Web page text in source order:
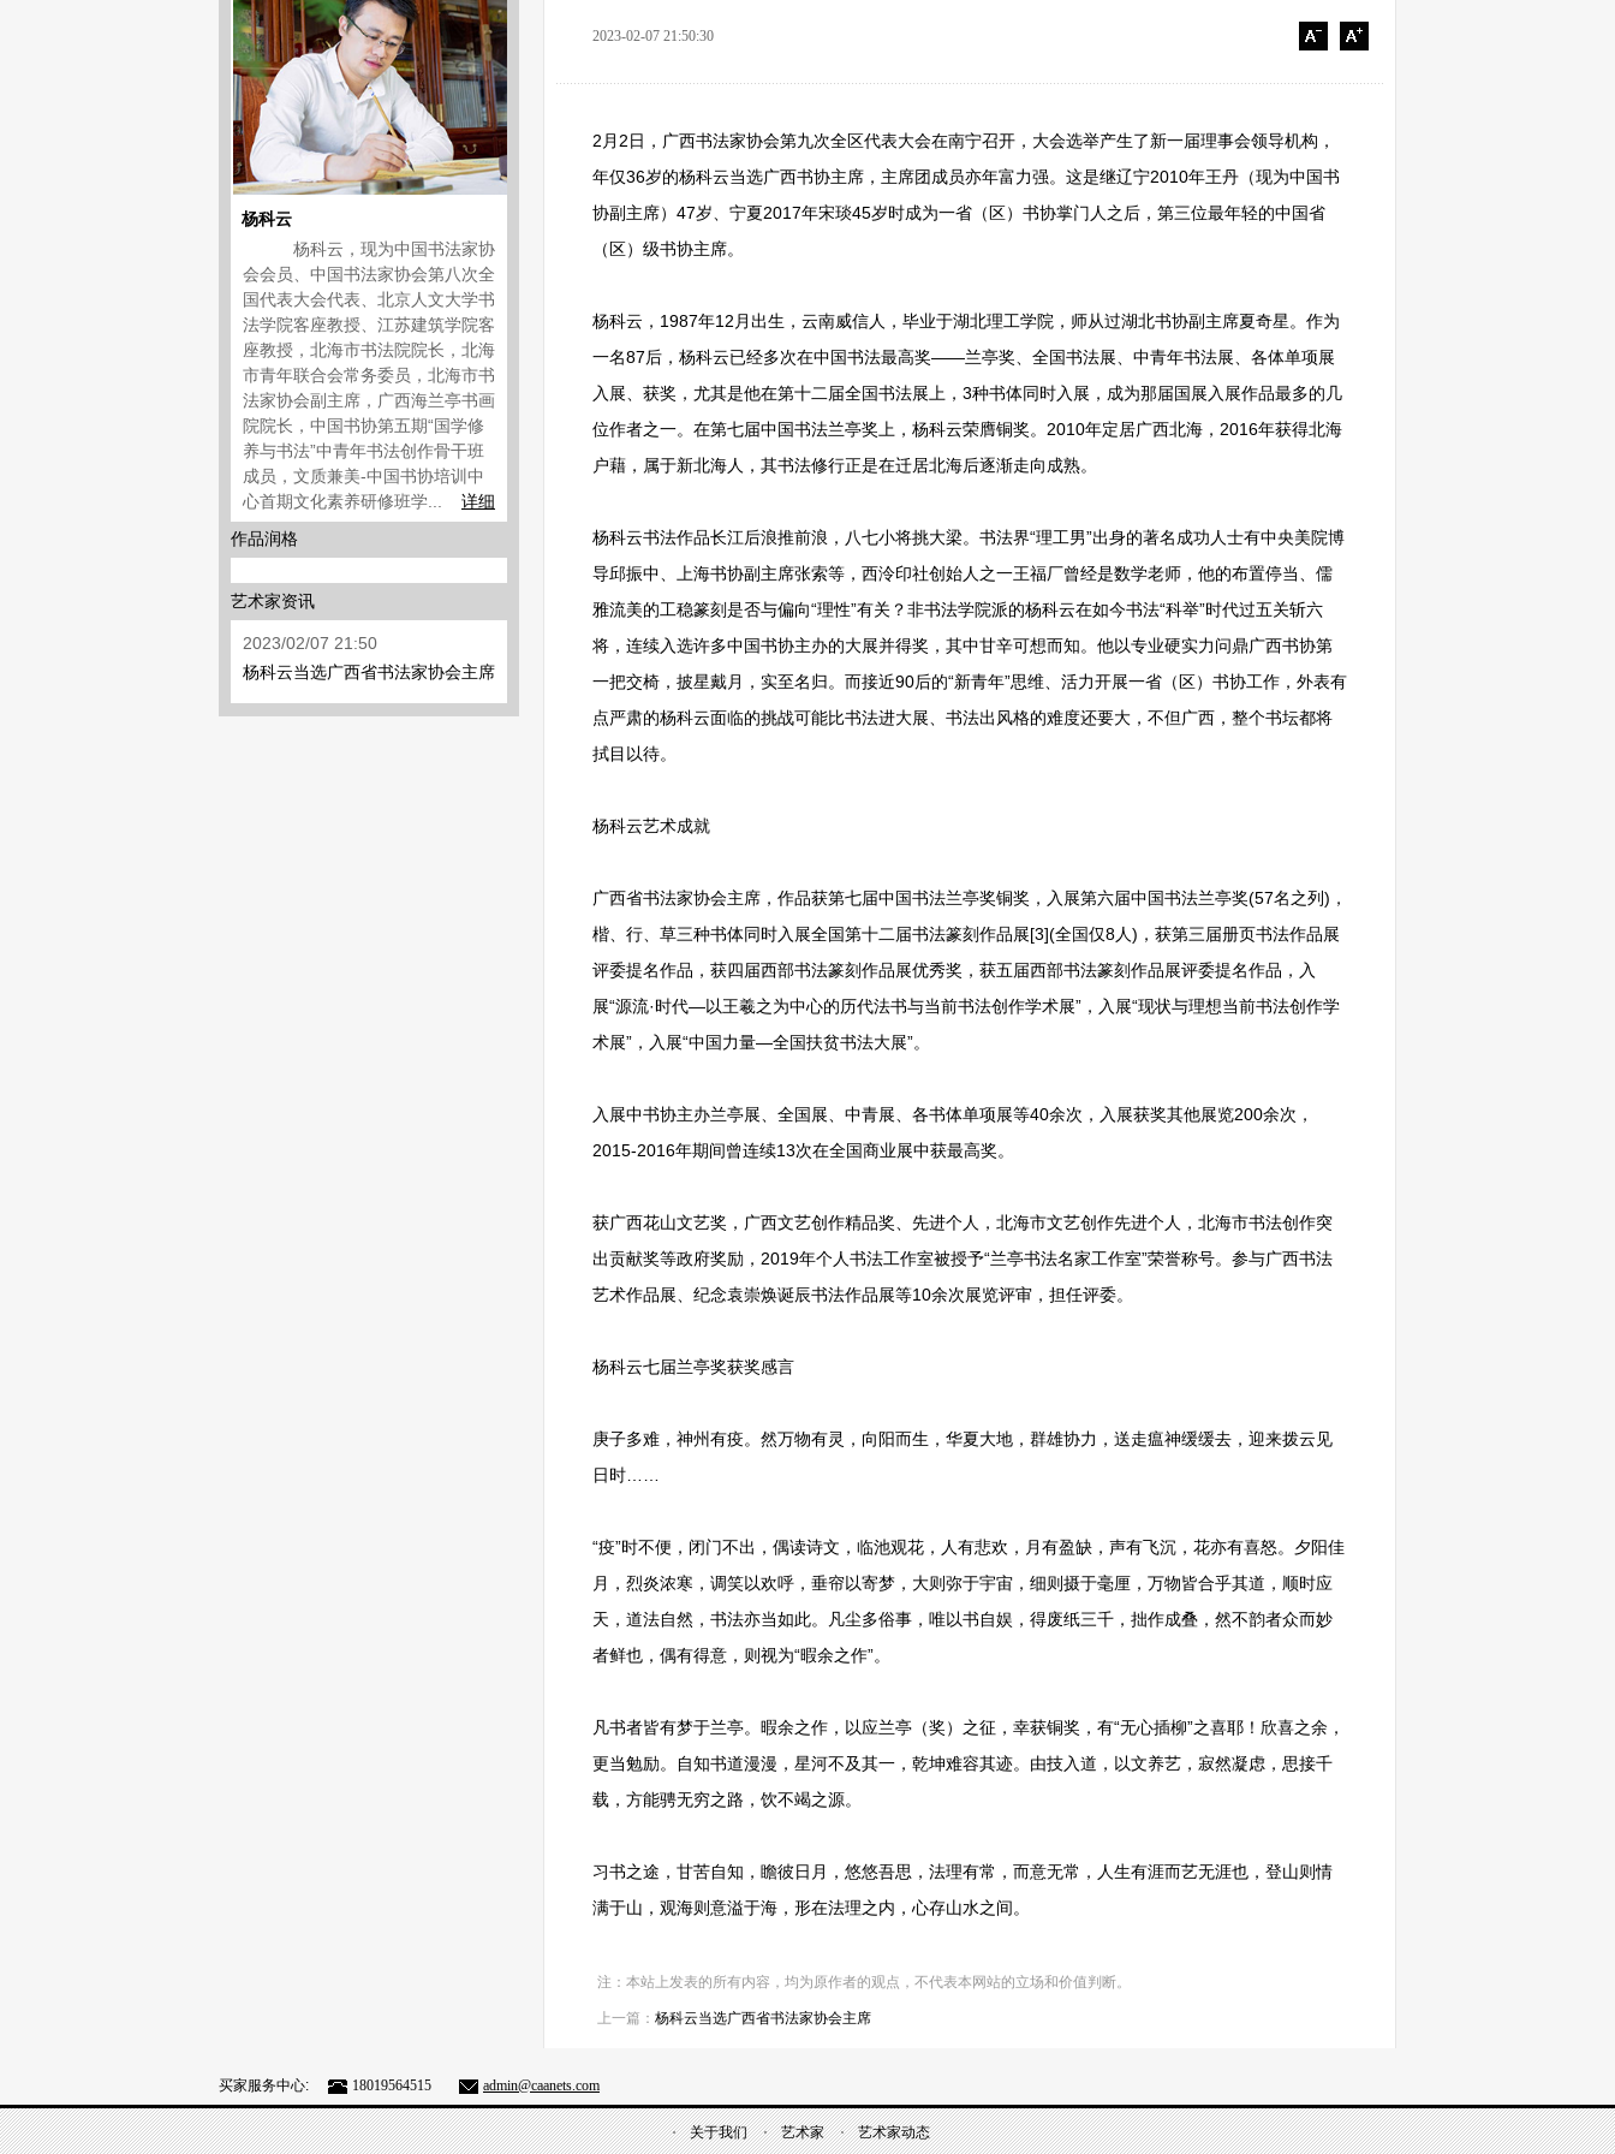
杨科云
杨科云，现为中国书法家协
会会员、中国书法家协会第八次全
国代表大会代表、北京人文大学书
法学院客座教授、江苏建筑学院客
座教授，北海市书法院院长，北海
市青年联合会常务委员，北海市书
法家协会副主席，广西海兰亭书画
院院长，中国书协第五期“国学修
养与书法”中青年书法创作骨干班
成员，文质兼美-中国书协培训中
心首期文化素养研修班学...
详细
作品润格
艺术家资讯
2023/02/07 21:50
杨科云当选广西省书法家协会主席
2023-02-07 21:50:30
2月2日，广西书法家协会第九次全区代表大会在南宁召开，大会选举产生了新一届理事会领导机构，
年仅36岁的杨科云当选广西书协主席，主席团成员亦年富力强。这是继辽宁2010年王丹（现为中国书
协副主席）47岁、宁夏2017年宋琰45岁时成为一省（区）书协掌门人之后，第三位最年轻的中国省
（区）级书协主席。
杨科云，1987年12月出生，云南威信人，毕业于湖北理工学院，师从过湖北书协副主席夏奇星。作为
一名87后，杨科云已经多次在中国书法最高奖——兰亭奖、全国书法展、中青年书法展、各体单项展
入展、获奖，尤其是他在第十二届全国书法展上，3种书体同时入展，成为那届国展入展作品最多的几
位作者之一。在第七届中国书法兰亭奖上，杨科云荣膺铜奖。2010年定居广西北海，2016年获得北海
户藉，属于新北海人，其书法修行正是在迁居北海后逐渐走向成熟。
杨科云书法作品长江后浪推前浪，八七小将挑大梁。书法界“理工男”出身的著名成功人士有中央美院博
导邱振中、上海书协副主席张索等，西泠印社创始人之一王福厂曾经是数学老师，他的布置停当、儒
雅流美的工稳篆刻是否与偏向“理性”有关？非书法学院派的杨科云在如今书法“科举”时代过五关斩六
将，连续入选许多中国书协主办的大展并得奖，其中甘辛可想而知。他以专业硬实力问鼎广西书协第
一把交椅，披星戴月，实至名归。而接近90后的“新青年”思维、活力开展一省（区）书协工作，外表有
点严肃的杨科云面临的挑战可能比书法进大展、书法出风格的难度还要大，不但广西，整个书坛都将
拭目以待。
杨科云艺术成就
广西省书法家协会主席，作品获第七届中国书法兰亭奖铜奖，入展第六届中国书法兰亭奖(57名之列)，
楷、行、草三种书体同时入展全国第十二届书法篆刻作品展[3](全国仅8人)，获第三届册页书法作品展
评委提名作品，获四届西部书法篆刻作品展优秀奖，获五届西部书法篆刻作品展评委提名作品，入
展“源流·时代—以王羲之为中心的历代法书与当前书法创作学术展”，入展“现状与理想当前书法创作学
术展”，入展“中国力量—全国扶贫书法大展”。
入展中书协主办兰亭展、全国展、中青展、各书体单项展等40余次，入展获奖其他展览200余次，
2015-2016年期间曾连续13次在全国商业展中获最高奖。
获广西花山文艺奖，广西文艺创作精品奖、先进个人，北海市文艺创作先进个人，北海市书法创作突
出贡献奖等政府奖励，2019年个人书法工作室被授予“兰亭书法名家工作室”荣誉称号。参与广西书法
艺术作品展、纪念袁崇焕诞辰书法作品展等10余次展览评审，担任评委。
杨科云七届兰亭奖获奖感言
庚子多难，神州有疫。然万物有灵，向阳而生，华夏大地，群雄协力，送走瘟神缓缓去，迎来拨云见
日时……
“疫”时不便，闭门不出，偶读诗文，临池观花，人有悲欢，月有盈缺，声有飞沉，花亦有喜怒。夕阳佳
月，烈炎浓寒，调笑以欢呼，垂帘以寄梦，大则弥于宇宙，细则摄于毫厘，万物皆合乎其道，顺时应
天，道法自然，书法亦当如此。凡尘多俗事，唯以书自娱，得废纸三千，拙作成叠，然不韵者众而妙
者鲜也，偶有得意，则视为“暇余之作”。
凡书者皆有梦于兰亭。暇余之作，以应兰亭（奖）之征，幸获铜奖，有“无心插柳”之喜耶！欣喜之余，
更当勉励。自知书道漫漫，星河不及其一，乾坤难容其迹。由技入道，以文养艺，寂然凝虑，思接千
载，方能骋无穷之路，饮不竭之源。
习书之途，甘苦自知，瞻彼日月，悠悠吾思，法理有常，而意无常，人生有涯而艺无涯也，登山则情
满于山，观海则意溢于海，形在法理之内，心存山水之间。
注：本站上发表的所有内容，均为原作者的观点，不代表本网站的立场和价值判断。
上一篇： 杨科云当选广西省书法家协会主席
买家服务中心: 18019564515 admin@caanets.com
关于我们 艺术家 艺术家动态